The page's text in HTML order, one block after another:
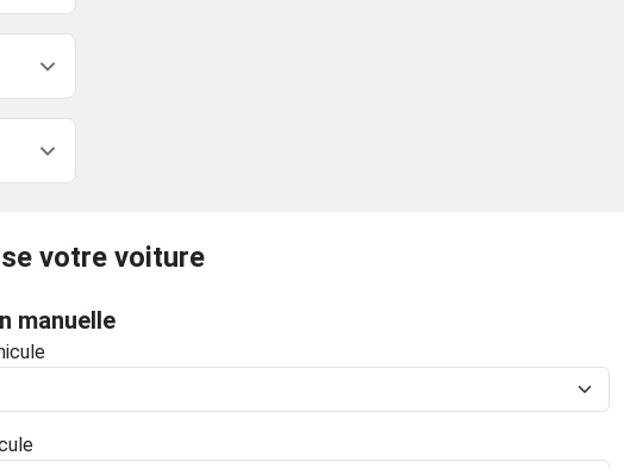
votre voiture
manuelle